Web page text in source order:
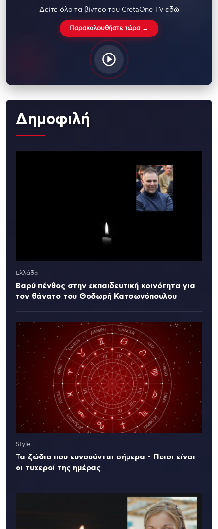
Δείτε όλα τα βίντεο του CretaOne TV εδώ
Παρακολουθήστε τώρα →
Δημοφιλή
Ελλάδα
Βαρύ πένθος στην εκπαιδευτική κοινότητα για
τον θάνατο του Θοδωρή Κατσωνόπουλου
Style
Τα ζώδια που ευνοούνται σήμερα - Ποιοι είναι
οι τυχεροί της ημέρας